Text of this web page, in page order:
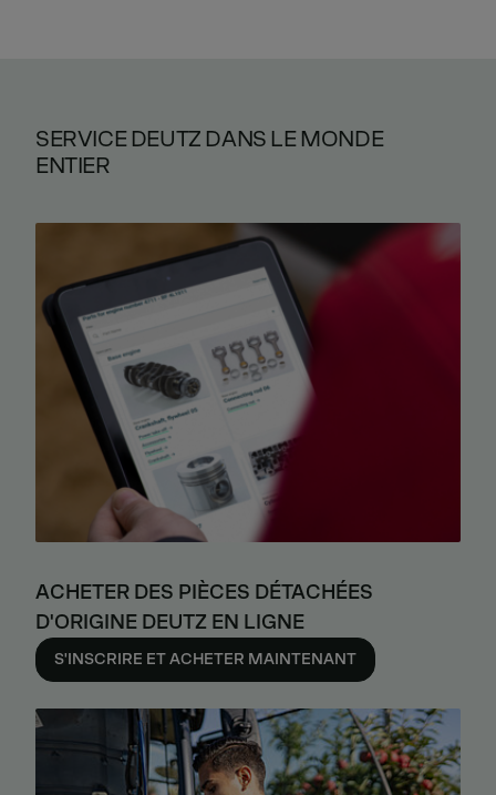
SERVICE DEUTZ DANS LE MONDE
ENTIER
ACHETER DES PIÈCES DÉTACHÉES
D'ORIGINE DEUTZ EN LIGNE
S'INSCRIRE ET ACHETER MAINTENANT